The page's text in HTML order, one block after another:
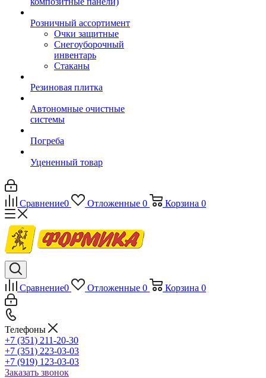
Розничный ассортимент
Очки защитные
Снегоуборочный
инвентарь
Стаканы
Резиновая плитка
Автономные очистные
системы
Погреба
Уцененный товар
Сравнение0 Отложенные 0 Корзина 0
Сравнение0 Отложенные 0 Корзина 0
Телефоны
+7 (351) 211-20-30
+7 (351) 223-03-03
+7 (919) 123-03-03
Заказать звонок